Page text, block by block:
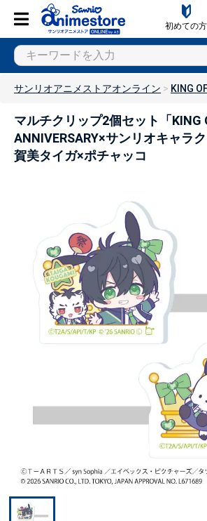
初めての方
サンリオアニメストアオンライン KING
マルチクリップ2個セット「KING
ANNIVERSARY×サンリオキャラ
賀美タイガ×ポチャッコ